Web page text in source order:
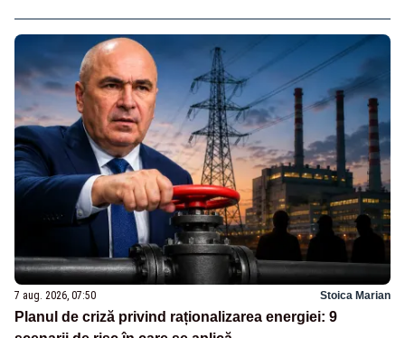
7 aug. 2026, 07:50 Stoica Marian
Planul de criză privind raționalizarea energiei: 9